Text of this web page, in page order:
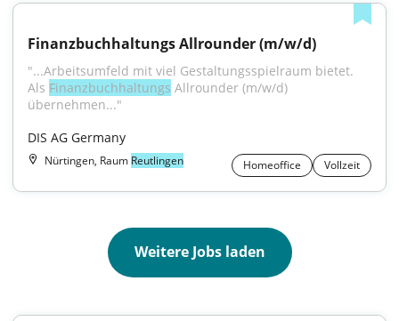
Finanzbuchhaltungs Allrounder (m/w/d)
"...Arbeitsumfeld mit viel Gestaltungsspielraum bietet.
Als Finanzbuchhaltungs Allrounder (m/w/d)
übernehmen..."
DIS AG Germany
Nürtingen, Raum Reutlingen Homeoffice Vollzeit
Weitere Jobs laden